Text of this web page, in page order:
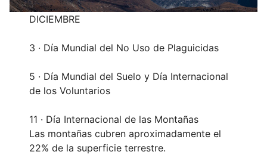
DICIEMBRE
3 · Día Mundial del No Uso de Plaguicidas
5 · Día Mundial del Suelo y Día Internacional
de los Voluntarios
11 · Día Internacional de las Montañas
Las montañas cubren aproximadamente el
22% de la superficie terrestre.